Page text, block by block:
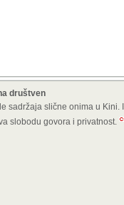
društven
sadržaja slične onima u
slobodu govora i privatnost.